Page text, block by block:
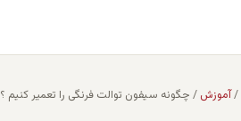
/آموزش / چگونه سیفون توالت فرنگی را تعمیر کنیم ؟